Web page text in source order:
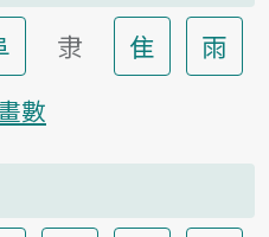
隶 隹
雨
數